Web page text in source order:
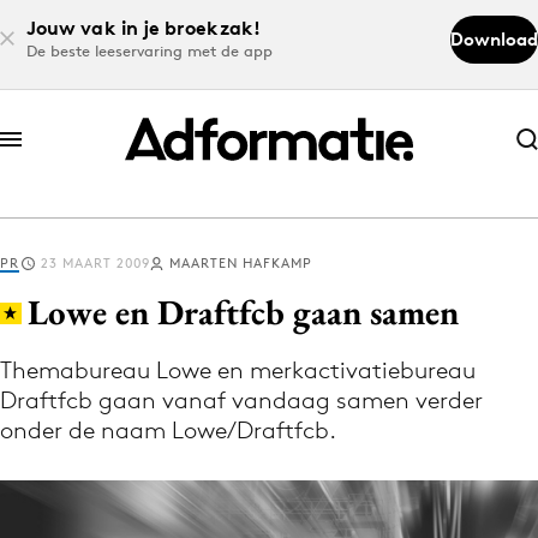
Jouw vak in je broekzak!
De beste leeservaring met de app
Download
Abonneer nu
Abonneer nu
Log in
Download de app
Volg het laatste nieuws via de Adformatie
Nieuws app
PR 23 MAART 2009 MAARTEN HAFKAMP
Lowe en Draftfcb gaan samen
Themabureau Lowe en merkactivatiebureau
Draftfcb gaan vanaf vandaag samen verder
onder de naam Lowe/Draftfcb.